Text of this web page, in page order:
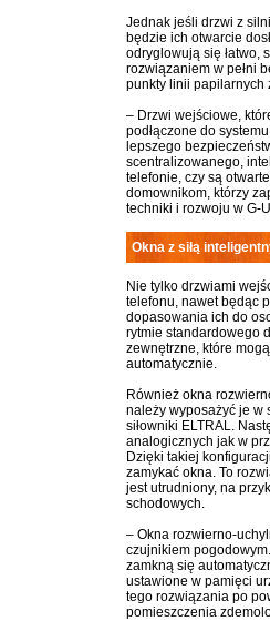
Jednak jeśli drzwi z
będzie ich otwarcie
odryglowują się łatwo,
rozwiązaniem w pełni
punkty linii papilarnych
– Drzwi wejściowe,
podłączone do
lepszego
scentralizowanego,
telefonie, czy są
domownikom, którzy
techniki i rozwoju w G-
Okna z siłą
Nie tylko drzwiami
telefonu, nawet będąc
dopasowania ich do
rytmie standardowego
zewnętrzne, które
automatycznie.
Również okna
należy wyposażyć je w
siłowniki ELTRAL.
analogicznych jak w
Dzięki takiej
zamykać okna. To
jest utrudniony, na
schodowych.
– Okna rozwierno-
czujnikiem
zamkną się
ustawione w pamięci
tego rozwiązania po
pomieszczenia